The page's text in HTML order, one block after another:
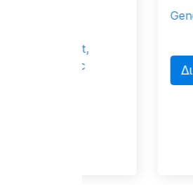
General Suppliers
Διαβάστε